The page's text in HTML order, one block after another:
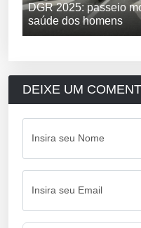
DGR 2025: passeio
saúde dos homens
DEIXE UM
Insira seu Nome
Insira seu Email